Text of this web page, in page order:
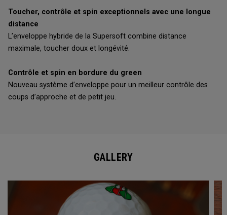
Toucher, contrôle et spin exceptionnels avec une longue
distance
L’enveloppe hybride de la Supersoft combine distance
maximale, toucher doux et longévité.
Contrôle et spin en bordure du green
Nouveau système d’enveloppe pour un meilleur contrôle des
coups d’approche et de petit jeu.
GALLERY